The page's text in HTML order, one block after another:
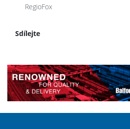
RegioFox
Sdílejte